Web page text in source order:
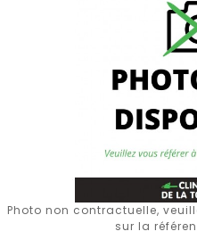
Photo non contractuelle,
sur la